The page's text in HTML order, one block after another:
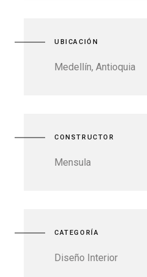
UBICACIÓN
Medellín, Antioquia
CONSTRUCTOR
Mensula
CATEGORÍA
Diseño Interior